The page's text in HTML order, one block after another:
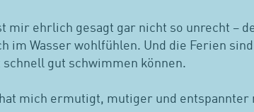
mir ehrlich gesagt gar nicht so unrecht –
im Wasser wohlfühlen. Und die Ferien
gut schwimmen können.
mich ermutigt, mutiger und entspannter